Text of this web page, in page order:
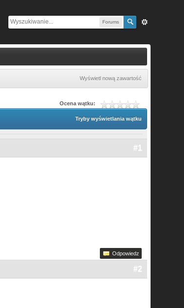
Forums
Wyświetl nową zawartość
Ocena wątku:
Tryby wyświetlania wątku
#1
Odpowiedz
#2